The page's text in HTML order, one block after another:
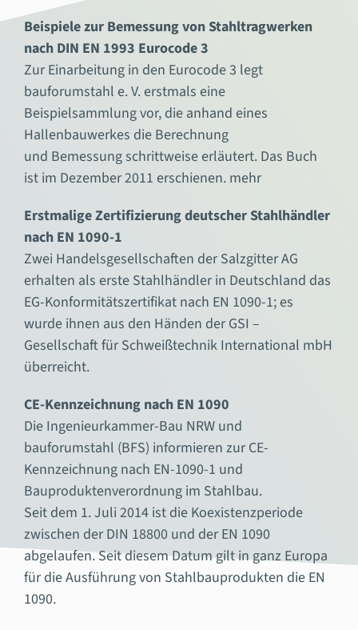
Beispiele zur Bemessung von Stahltragwerken
nach DIN EN 1993 Eurocode 3
Zur Einarbeitung in den Eurocode 3 legt
bauforumstahl e. V. erstmals eine
Beispielsammlung vor, die anhand eines
Hallenbauwerkes die Berechnung
und Bemessung schrittweise erläutert. Das Buch
ist im Dezember 2011 erschienen. mehr
Erstmalige Zertifizierung deutscher Stahlhändler
nach EN 1090-1
Zwei Handelsgesellschaften der Salzgitter AG
erhalten als erste Stahlhändler in Deutschland das
EG-Konformitätszertifikat nach EN 1090-1; es
wurde ihnen aus den Händen der GSI –
Gesellschaft für Schweißtechnik International mbH
überreicht.
CE-Kennzeichnung nach EN 1090
Die Ingenieurkammer-Bau NRW und
bauforumstahl (BFS) informieren zur CE-
Kennzeichnung nach EN-1090-1 und
Bauproduktenverordnung im Stahlbau.
Seit dem 1. Juli 2014 ist die Koexistenzperiode
zwischen der DIN 18800 und der EN 1090
abgelaufen. Seit diesem Datum gilt in ganz Europa
für die Ausführung von Stahlbauprodukten die EN
1090.